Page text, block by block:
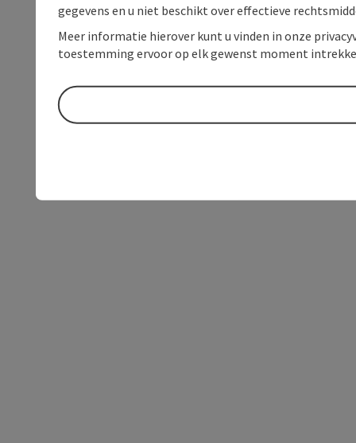
gegevens en u niet beschikt over effectieve
Meer informatie hierover kunt u vinden in onze
toestemming ervoor op elk gewenst moment